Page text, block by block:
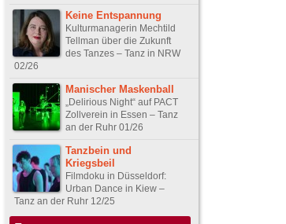
Keine Entspannung
Kulturmanagerin Mechtild
Tellman über die Zukunft
des Tanzes – Tanz in NRW
02/26
Manischer Maskenball
„Delirious Night“ auf PACT
Zollverein in Essen – Tanz
an der Ruhr 01/26
Tanzbein und
Kriegsbeil
Filmdoku in Düsseldorf:
Urban Dance in Kiew –
Tanz an der Ruhr 12/25